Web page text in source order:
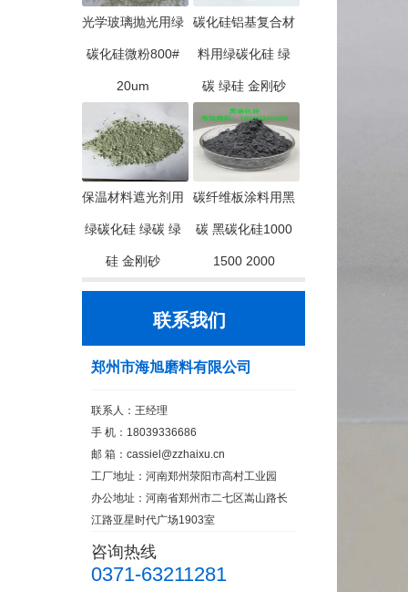
光学玻璃抛光用绿
碳化硅微粉800#
20um
碳化硅铝基复合材
料用绿碳化硅 绿
碳 绿硅 金刚砂
保温材料遮光剂用
绿碳化硅 绿碳 绿
硅 金刚砂
碳纤维板涂料用黑
碳 黑碳化硅1000
1500 2000
联系我们
郑州市海旭磨料有限公司
联系人：王经理
手 机：18039336686
邮 箱：cassiel@zzhaixu.cn
工厂地址：河南郑州荥阳市高村工业园
办公地址：河南省郑州市二七区嵩山路长
江路亚星时代广场1903室
咨询热线
0371-63211281